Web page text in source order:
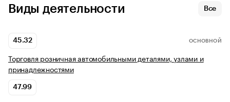
Виды деятельности Все
45.32 ОСНОВНОЙ
Торговля розничная автомобильными деталями, узлами и
принадлежностями
47.99